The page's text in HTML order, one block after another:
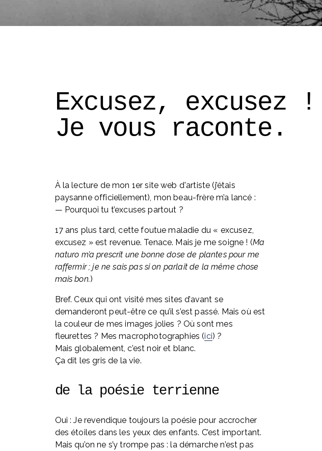
Excusez, excusez !
Je vous raconte.
À la lecture de mon 1er site web d'artiste (j’étais
paysanne officiellement), mon beau-frère m’a lancé :
— Pourquoi tu t’excuses partout ?
17 ans plus tard, cette foutue maladie du « excusez,
excusez » est revenue. Tenace. Mais je me soigne ! (Ma
naturo m’a prescrit une bonne dose de plantes pour me
raffermir ; je ne sais pas si on parlait de la même chose
mais bon.)
Bref. Ceux qui ont visité mes sites d’avant se
demanderont peut-être ce qu’il s’est passé. Mais où est
la couleur de mes images jolies ? Où sont mes
fleurettes ? Mes macrophotographies (ici) ?
Mais globalement, c’est noir et blanc.
Ça dit les gris de la vie.
de la poésie terrienne
Oui : Je revendique toujours la poésie pour accrocher
des étoiles dans les yeux des enfants. C’est important.
Mais qu’on ne s’y trompe pas : la démarche n’est pas